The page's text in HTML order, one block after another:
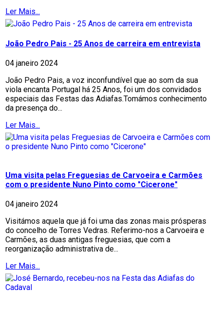
Ler Mais...
João Pedro Pais - 25 Anos de carreira em entrevista
04 janeiro 2024
João Pedro Pais, a voz inconfundível que ao som da sua
viola encanta Portugal há 25 Anos, foi um dos convidados
especiais das Festas das Adiafas.Tomámos conhecimento
da presença do...
Ler Mais...
Uma visita pelas Freguesias de Carvoeira e Carmões
com o presidente Nuno Pinto como "Cicerone"
04 janeiro 2024
Visitámos aquela que já foi uma das zonas mais prósperas
do concelho de Torres Vedras. Referimo-nos a Carvoeira e
Carmões, as duas antigas freguesias, que com a
reorganização administrativa de...
Ler Mais...